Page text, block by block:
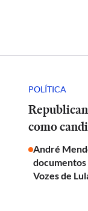
POLÍTICA
como
André
documentos
Vozes de